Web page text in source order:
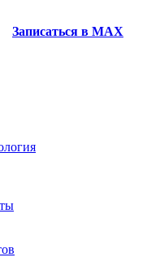
Записаться в МАХ